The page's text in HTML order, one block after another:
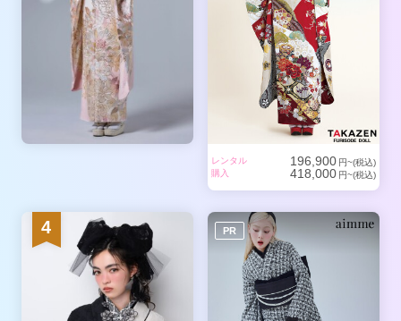
レンタル 196,900 円~(税込)
購入
418,000 円~(税込)
4 PR